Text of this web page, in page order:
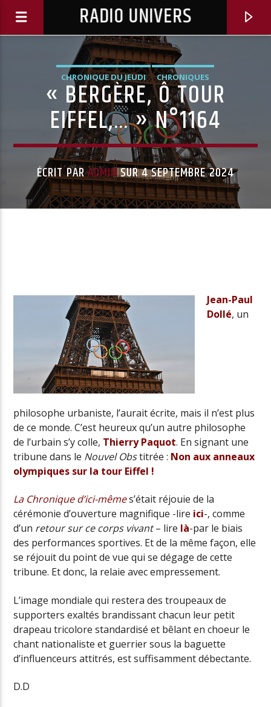
RADIO UNIVERS
Radio Univers
CHRONIQUE DU JEUDI CHRONIQUES
« BERGÈRE, Ô TOUR
EIFFEL,… » N°1164
ÉCRIT PARADMINSUR 4 SEPTEMBRE 2024
Jean-Paul
Dollé, un
philosophe urbaniste, l’aurait écrite, mais il n’est plus
de ce monde. C’est heureux qu’un autre philosophe
de l’urbain s’y colle, Thierry Paquot. En signant une
tribune dans le Nouvel Obstitrée : Non aux anneaux
olympiques sur la tour Eiffel !
La Chronique d’ici-mêmes’était réjouie de la
cérémonie d’ouverture magnifique -lire ici-, comme
d’un retour sur ce corps vivant– lire là-par le biais
des performances sportives. Et de la même façon, elle
se réjouit du point de vue qui se dégage de cette
tribune. Et donc, la relaie avec empressement.
L’image mondiale qui restera des troupeaux de
supporters exaltés brandissant chacun leur petit
drapeau tricolore standardisé et bêlant en choeur le
chant nationaliste et guerrier sous la baguette
d’influenceurs attitrés, est suffisamment débectante.
D.D